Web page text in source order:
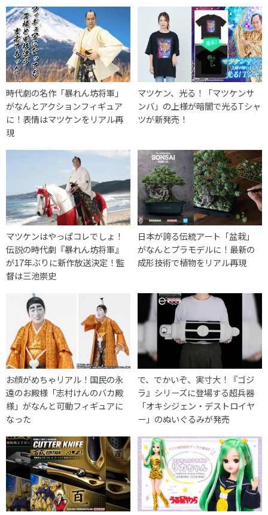
時代劇の名作「暴れん坊将軍」
がなんとアクションフィギュア
に！表情はマツケンをリアル再
現
マツケン、光る！「マツケンサ
ンバ」の上様が暗闇で光るTシャ
ツが新発売！
マツケンはやっぱコレでしょ！
伝説の時代劇『暴れん坊将軍』
が17年ぶりに新作放送決定！監
督は三池崇史
日本が誇る伝統アート「盆栽」
がなんとプラモデルに！最新の
成形技術で植物をリアル再現
お顔がめちゃリアル！国民の永
遠のお殿様「志村けんのバカ殿
様」がなんと可動フィギュアに
なった
で、でかいぞ、実寸大！『ゴジ
ラ』シリーズに登場する超兵器
「オキシジェン・デストロイヤ
ー」のぬいぐるみが発売